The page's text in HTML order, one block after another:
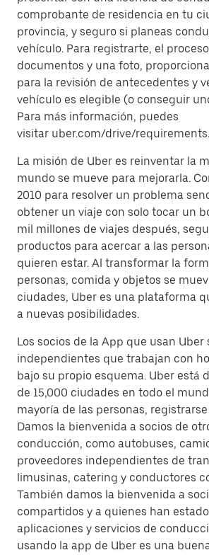
comprobante de residencia en tu
provincia, y seguro si planeas
vehículo. Para registrarte, el
documentos y una foto,
para la revisión de antecedentes y
vehículo es elegible (o conseguir
Para más información, puedes
visitar uber.com/drive/requirements.
La misión de Uber es reinventar la
mundo se mueve para mejorarla.
2010 para resolver un problema
obtener un viaje con solo tocar un
mil millones de viajes después,
productos para acercar a las
quieren estar. Al transformar la
personas, comida y objetos se
ciudades, Uber es una plataforma
a nuevas posibilidades.
Los socios de la App que usan
independientes que trabajan con
bajo su propio esquema. Uber está
de 15,000 ciudades en todo el
mayoría de las personas,
Damos la bienvenida a socios de
conducción, como autobuses,
proveedores independientes de
limusinas, catering y conductores
También damos la bienvenida a
compartidos y a quienes han
aplicaciones y servicios de
usando la app de Uber es una